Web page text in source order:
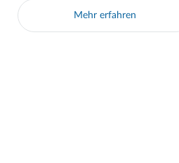
Mehr erfahren